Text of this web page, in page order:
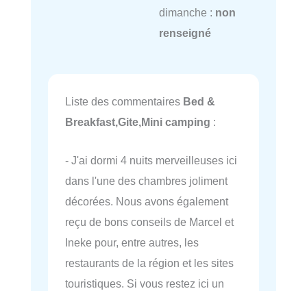
dimanche : non
renseigné
Liste des commentaires Bed &
Breakfast,Gite,Mini camping :
- J'ai dormi 4 nuits merveilleuses ici
dans l'une des chambres joliment
décorées. Nous avons également
reçu de bons conseils de Marcel et
Ineke pour, entre autres, les
restaurants de la région et les sites
touristiques. Si vous restez ici un